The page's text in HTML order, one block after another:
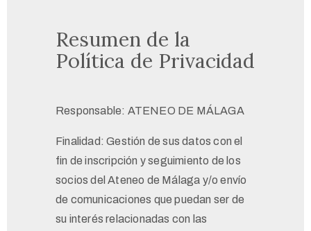
Resumen de la
Política de Privacidad
Responsable: ATENEO DE MÁLAGA
Finalidad: Gestión de sus datos con el
fin de inscripción y seguimiento de los
socios del Ateneo de Málaga y/o envío
de comunicaciones que puedan ser de
su interés relacionadas con las